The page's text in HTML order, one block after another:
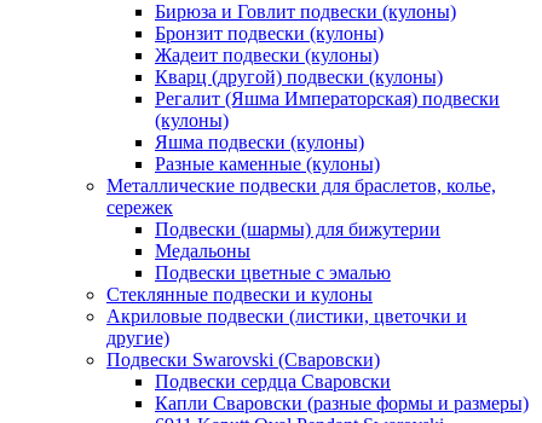
Бирюза и Говлит подвески (кулоны)
Бронзит подвески (кулоны)
Жадеит подвески (кулоны)
Кварц (другой) подвески (кулоны)
Регалит (Яшма Императорская) подвески
(кулоны)
Яшма подвески (кулоны)
Разные каменные (кулоны)
Металлические подвески для браслетов, колье,
сережек
Подвески (шармы) для бижутерии
Медальоны
Подвески цветные с эмалью
Стеклянные подвески и кулоны
Акриловые подвески (листики, цветочки и
другие)
Подвески Swarovski (Сваровски)
Подвески сердца Сваровски
Капли Сваровски (разные формы и размеры)